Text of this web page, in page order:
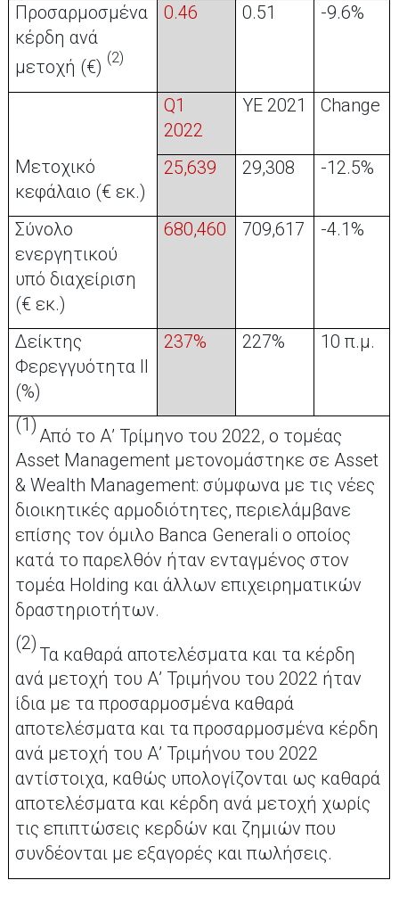
Προσαρμοσμένα
κέρδη ανά
μετοχή (€) (2)
0.46 0.51 -9.6%
Q1
2022
YE 2021 Change
Μετοχικό
κεφάλαιο (€ εκ.)
25,639 29,308 -12.5%
Σύνολο
ενεργητικού
υπό διαχείριση
(€ εκ.)
680,460 709,617 -4.1%
Δείκτης
Φερεγγυότητα II
(%)
237% 227% 10 π.μ.
(1)
Από το Α’ Τρίμηνο του 2022, ο τομέας
Asset Management μετονομάστηκε σε Asset
& Wealth Management: σύμφωνα με τις νέες
διοικητικές αρμοδιότητες, περιελάμβανε
επίσης τον όμιλο Banca Generali ο οποίος
κατά το παρελθόν ήταν ενταγμένος στον
τομέα Ηοlding και άλλων επιχειρηματικών
δραστηριοτήτων.
(2)
Τα καθαρά αποτελέσματα και τα κέρδη
ανά μετοχή του Α’ Τριμήνου του 2022 ήταν
ίδια με τα προσαρμοσμένα καθαρά
αποτελέσματα και τα προσαρμοσμένα κέρδη
ανά μετοχή του Α’ Τριμήνου του 2022
αντίστοιχα, καθώς υπολογίζονται ως καθαρά
αποτελέσματα και κέρδη ανά μετοχή χωρίς
τις επιπτώσεις κερδών και ζημιών που
συνδέονται με εξαγορές και πωλήσεις.